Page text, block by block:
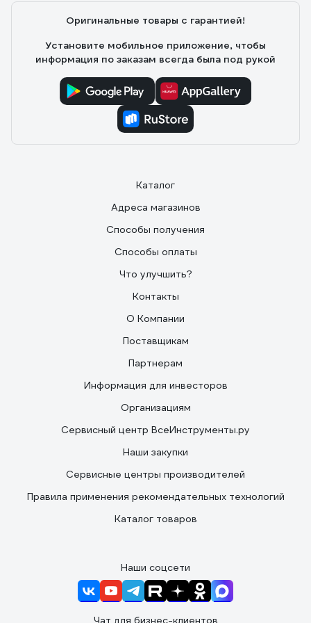
Оригинальные товары с гарантией!
Установите мобильное приложение, чтобы
информация по заказам всегда была под рукой
Каталог
Адреса магазинов
Способы получения
Способы оплаты
Что улучшить?
Контакты
О Компании
Поставщикам
Партнерам
Информация для инвесторов
Организациям
Сервисный центр ВсеИнструменты.ру
Наши закупки
Сервисные центры производителей
Правила применения рекомендательных технологий
Каталог товаров
Наши соцсети
Чат для бизнес-клиентов